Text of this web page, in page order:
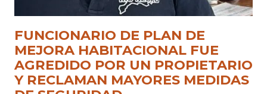
FUNCIONARIO DE PLAN DE
MEJORA HABITACIONAL FUE
AGREDIDO POR UN PROPIETARIO
Y RECLAMAN MAYORES MEDIDAS